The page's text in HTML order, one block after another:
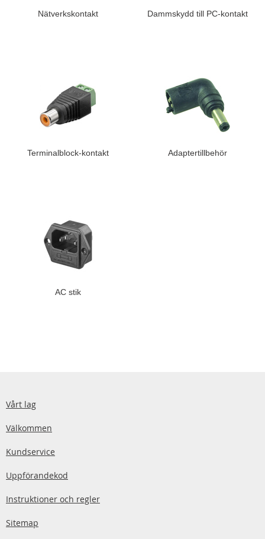
Nätverkskontakt Dammskydd till PC-kontakt
Terminalblock-kontakt Adaptertillbehör
AC stik
Vårt lag
Välkommen
Kundservice
Uppförandekod
Instruktioner och regler
Sitemap